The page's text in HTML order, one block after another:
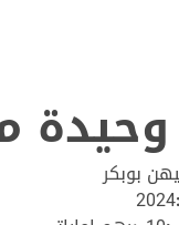
بوبكر
2024